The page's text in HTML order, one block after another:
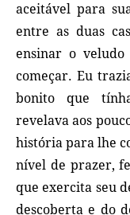
aceitável para
entre as duas
ensinar o
começar. Eu
bonito que
revelava aos
história para lhe
nível de prazer,
que exercita seu
descoberta e do